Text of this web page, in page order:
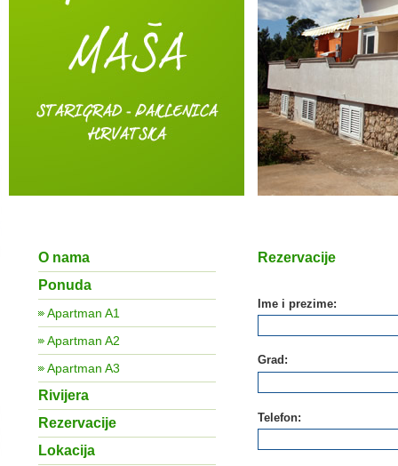
O nama
Ponuda
Apartman A1
Apartman A2
Apartman A3
Rivijera
Rezervacije
Lokacija
Rezervacije
Ime i prezime:
Grad:
Telefon: